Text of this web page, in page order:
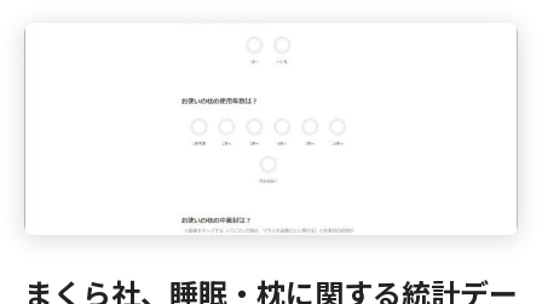
まくら社、睡眠・枕に関する統計デー